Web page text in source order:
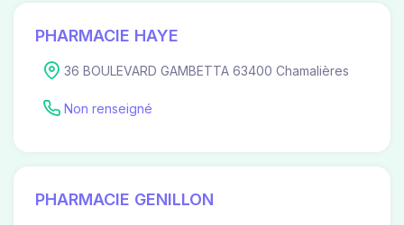
PHARMACIE HAYE
36 BOULEVARD GAMBETTA 63400 Chamalières
Non renseigné
PHARMACIE GENILLON